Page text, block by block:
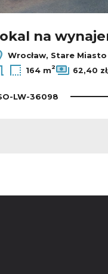
na
Wrocław, Stare Miasto
164 m2 62,40
LW-36098